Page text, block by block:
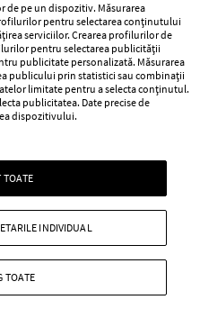
2019
ideea de kitch, linia
de pe un dispozitiv. Măsurarea
pentru selectarea conținutului
serviciilor. Crearea profilurilor de
pentru selectarea publicității
publicitate personalizată. Măsurarea
publicului prin statistici sau combinații
limitate pentru a selecta conținutul.
publicitatea. Date precise de
dispozitivului.
TOATE
TOATE
INDIVIDUAL